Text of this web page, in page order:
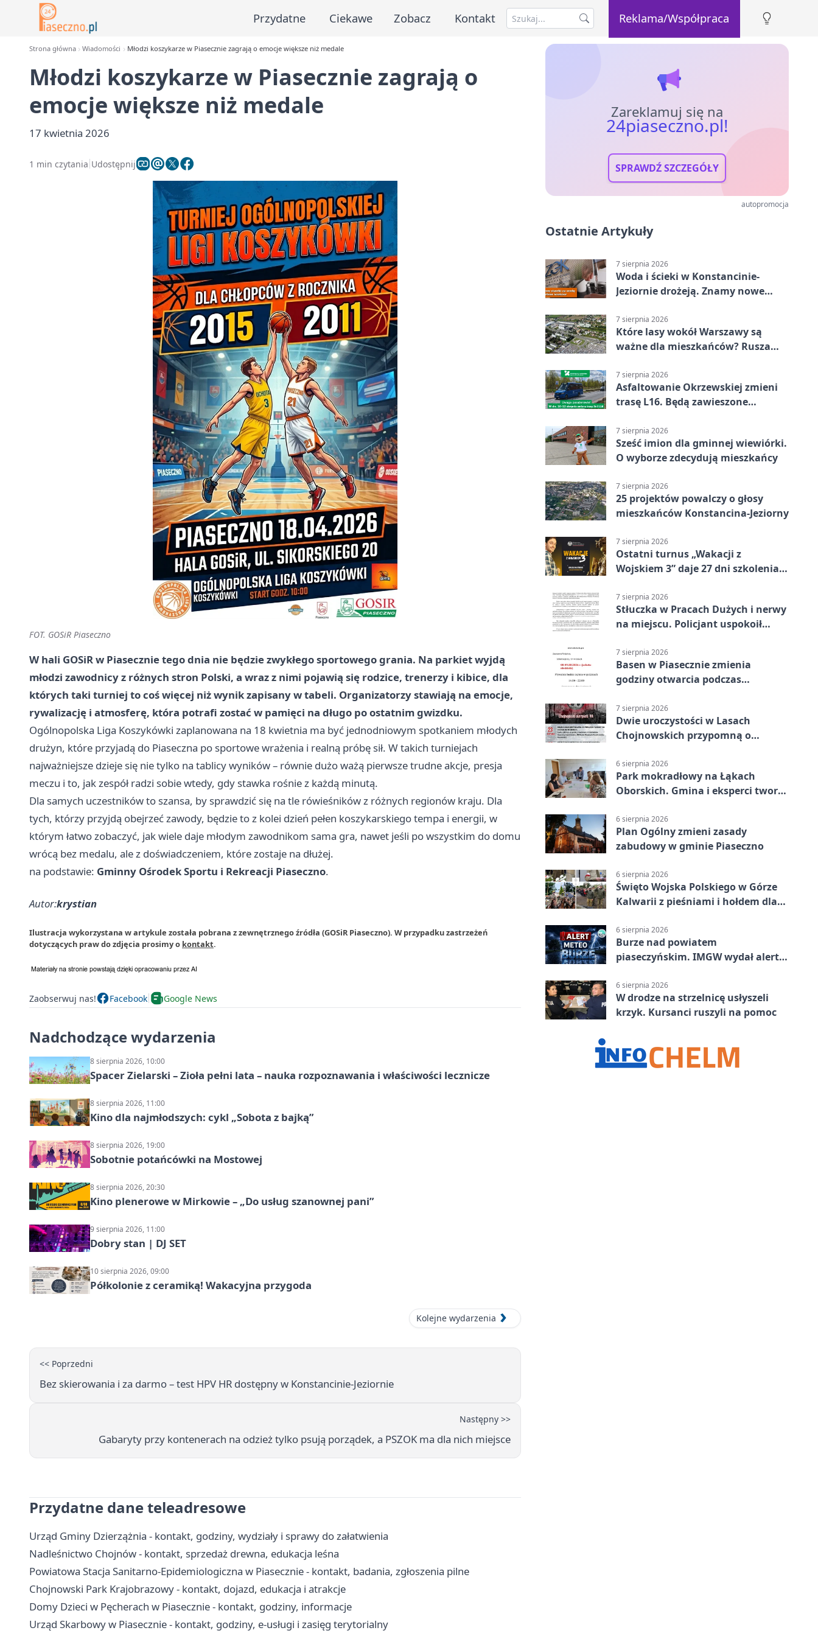
Przydatne Ciekawe Zobacz Kontakt Reklama/Współpraca
Strona główna Wiadomości Młodzi koszykarze w Piasecznie zagrają o emocje większe niż medale
Młodzi koszykarze w Piasecznie zagrają o
emocje większe niż medale
17 kwietnia 2026
1 min czytania Udostępnij
FOT. GOSiR Piaseczno
W hali GOSiR w Piasecznie tego dnia nie będzie zwykłego sportowego grania. Na parkiet wyjdą
młodzi zawodnicy z różnych stron Polski, a wraz z nimi pojawią się rodzice, trenerzy i kibice, dla
których taki turniej to coś więcej niż wynik zapisany w tabeli. Organizatorzy stawiają na emocje,
rywalizację i atmosferę, która potrafi zostać w pamięci na długo po ostatnim gwizdku.
Ogólnopolska Liga Koszykówki zaplanowana na 18 kwietnia ma być jednodniowym spotkaniem młodych
drużyn, które przyjadą do Piaseczna po sportowe wrażenia i realną próbę sił. W takich turniejach
najważniejsze dzieje się nie tylko na tablicy wyników – równie dużo ważą pierwsze trudne akcje, presja
meczu i to, jak zespół radzi sobie wtedy, gdy stawka rośnie z każdą minutą.
Dla samych uczestników to szansa, by sprawdzić się na tle rówieśników z różnych regionów kraju. Dla
tych, którzy przyjdą obejrzeć zawody, będzie to z kolei dzień pełen koszykarskiego tempa i energii, w
którym łatwo zobaczyć, jak wiele daje młodym zawodnikom sama gra, nawet jeśli po wszystkim do domu
wrócą bez medalu, ale z doświadczeniem, które zostaje na dłużej.
na podstawie: Gminny Ośrodek Sportu i Rekreacji Piaseczno.
Autor:krystian
Ilustracja wykorzystana w artykule została pobrana z zewnętrznego źródła (GOSiR Piaseczno). W przypadku zastrzeżeń
dotyczących praw do zdjęcia prosimy o kontakt.
Zaobserwuj nas! Facebook Google News
Nadchodzące wydarzenia
8 sierpnia 2026, 10:00
Spacer Zielarski – Zioła pełni lata – nauka rozpoznawania i właściwości lecznicze
8 sierpnia 2026, 11:00
Kino dla najmłodszych: cykl „Sobota z bajką”
8 sierpnia 2026, 19:00
Sobotnie potańcówki na Mostowej
8 sierpnia 2026, 20:30
Kino plenerowe w Mirkowie – „Do usług szanownej pani”
9 sierpnia 2026, 11:00
Dobry stan | DJ SET
10 sierpnia 2026, 09:00
Półkolonie z ceramiką! Wakacyjna przygoda
Kolejne wydarzenia
<< Poprzedni
Bez skierowania i za darmo – test HPV HR dostępny w Konstancinie-Jeziornie
Następny >>
Gabaryty przy kontenerach na odzież tylko psują porządek, a PSZOK ma dla nich miejsce
Przydatne dane teleadresowe
Urząd Gminy Dzierzążnia - kontakt, godziny, wydziały i sprawy do załatwienia
Nadleśnictwo Chojnów - kontakt, sprzedaż drewna, edukacja leśna
Powiatowa Stacja Sanitarno-Epidemiologiczna w Piasecznie - kontakt, badania, zgłoszenia pilne
Chojnowski Park Krajobrazowy - kontakt, dojazd, edukacja i atrakcje
Domy Dzieci w Pęcherach w Piasecznie - kontakt, godziny, informacje
Urząd Skarbowy w Piasecznie - kontakt, godziny, e-usługi i zasięg terytorialny
Zareklamuj się na
24piaseczno.pl!
SPRAWDŹ SZCZEGÓŁY
autopromocja
Ostatnie Artykuły
7 sierpnia 2026
Woda i ścieki w Konstancinie-
Jeziornie drożeją. Znamy nowe
7 sierpnia 2026
Które lasy wokół Warszawy są
ważne dla mieszkańców? Rusza
7 sierpnia 2026
Asfaltowanie Okrzewskiej zmieni
trasę L16. Będą zawieszone
7 sierpnia 2026
Sześć imion dla gminnej wiewiórki.
O wyborze zdecydują mieszkańcy
7 sierpnia 2026
25 projektów powalczy o głosy
mieszkańców Konstancina-Jeziorny
7 sierpnia 2026
Ostatni turnus „Wakacji z
Wojskiem 3” daje 27 dni szkolenia i
7 sierpnia 2026
Stłuczka w Pracach Dużych i nerwy
na miejscu. Policjant uspokoił
7 sierpnia 2026
Basen w Piasecznie zmienia
godziny otwarcia podczas
7 sierpnia 2026
Dwie uroczystości w Lasach
Chojnowskich przypomną o
6 sierpnia 2026
Park mokradłowy na Łąkach
Oborskich. Gmina i eksperci tworzą
6 sierpnia 2026
Plan Ogólny zmieni zasady
zabudowy w gminie Piaseczno
6 sierpnia 2026
Święto Wojska Polskiego w Górze
Kalwarii z pieśniami i hołdem dla
6 sierpnia 2026
Burze nad powiatem
piaseczyńskim. IMGW wydał alert
6 sierpnia 2026
W drodze na strzelnicę usłyszeli
krzyk. Kursanci ruszyli na pomoc